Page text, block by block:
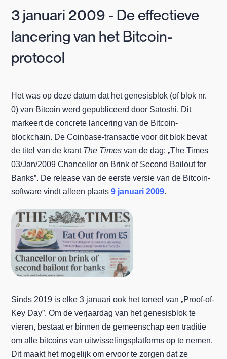
3 januari 2009 - De effectieve
lancering van het Bitcoin-
protocol
Het was op deze datum dat het genesisblok (of blok nr.
0) van Bitcoin werd gepubliceerd door Satoshi. Dit
markeert de concrete lancering van de Bitcoin-
blockchain. De Coinbase-transactie voor dit blok bevat
de titel van de krant The Times van de dag: „The Times
03/Jan/2009 Chancellor on Brink of Second Bailout for
Banks”. De release van de eerste versie van de Bitcoin-
software vindt alleen plaats9 januari 2009.
Sinds 2019 is elke 3 januari ook het toneel van „Proof-of-
Key Day”. Om de verjaardag van het genesisblok te
vieren, bestaat er binnen de gemeenschap een traditie
om alle bitcoins van uitwisselingsplatforms op te nemen.
Dit maakt het mogelijk om ervoor te zorgen dat ze